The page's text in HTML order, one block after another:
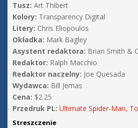
Tusz: Art Thibert
Kolory: Transparency Digital
Litery: Chris Eliopoulos
Okładka: Mark Bagley
Asystent redaktora: Brian Smith &
Redaktor: Ralph Macchio
Redaktor naczelny: Joe Quesada
Wydawca: Bill Jemas
Cena: $2.25
Przedruk PL: Ultimate Spider-Man,
Streszczenie